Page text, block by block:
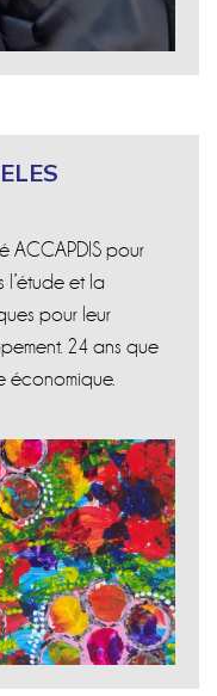
ACCAPDIS pour
et la
pour leur
24 ans que
économique.